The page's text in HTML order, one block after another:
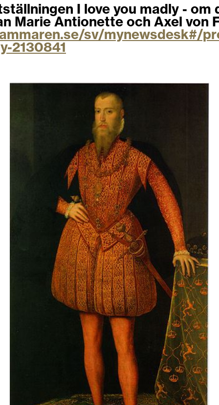
I love you madly - om
Marie Antionette och Axel von
sv/mynewsdesk#/
2130841